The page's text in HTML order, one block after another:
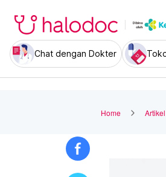
Chat dengan Dokter
Home Artikel